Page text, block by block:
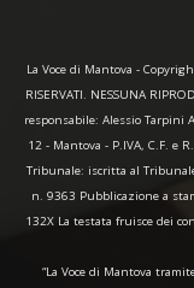
La Voce di Mantova -
RISERVATI. NESSUNA
responsabile: Alessio Tarpini
12 - Mantova - P.IVA, C.F. e
Tribunale: iscritta al
n. 9363 Pubblicazione a
132X La testata fruisce dei
“La Voce di Mantova